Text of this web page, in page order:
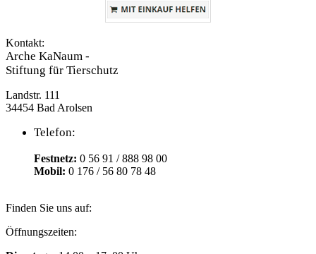
Kontakt:
Arche KaNaum -
Stiftung für Tierschutz
Landstr. 111
34454 Bad Arolsen
Telefon:
Festnetz: 0 56 91 / 888 98 00
Mobil: 0 176 / 56 80 78 48
Finden Sie uns auf:
Facebook
YouTube
RSS
Instagram
E-
Öffnungszeiten: